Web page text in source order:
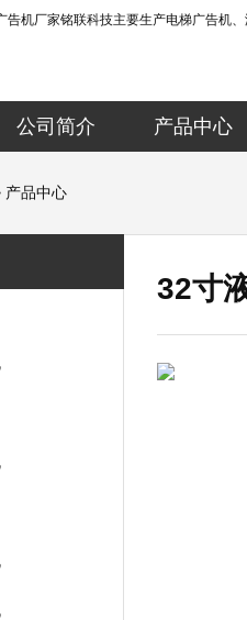
告机厂家铭联科技主要生产电梯广告机
公司简介 产品中心
产品中心
32寸